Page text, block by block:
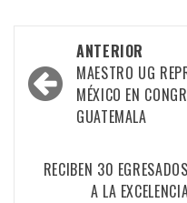
Navegación
por
las
ANTERIOR
MAESTRO UG
MÉXICO EN
GUATEMALA
RECIBEN 30
A LA